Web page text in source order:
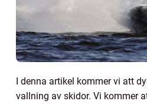
I denna artikel kommer vi att
vallning av skidor. Vi kommer